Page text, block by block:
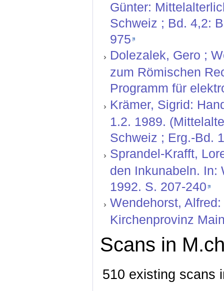
Günter:
Schweiz ; Bd. 4,2:
975
Dolezalek, Gero ;
zum Römischen
Programm für
Krämer, Sigrid:
1.2. 1989.
Schweiz ; Erg.-Bd.
Sprandel-Krafft,
den Inkunabeln. In:
1992. S. 207-240
Wendehorst,
Kirchenprovinz
Scans in
510 existing scans